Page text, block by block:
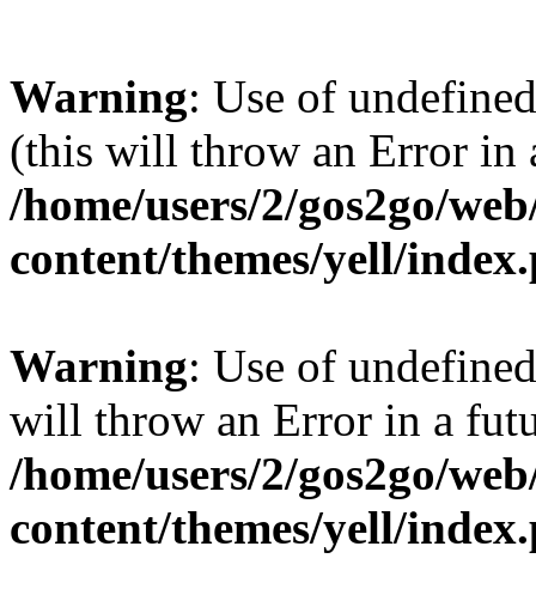
Warning: Use of
(this will throw an Error in
/home/users/2/gos2go/
content/themes/yell/
Warning: Use of
will throw an Error in a
/home/users/2/gos2go/
content/themes/yell/